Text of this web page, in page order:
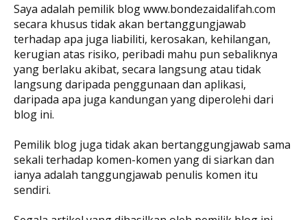
Saya adalah pemilik blog www.bondezaidalifah.com
secara khusus tidak akan bertanggungjawab
terhadap apa juga liabiliti, kerosakan, kehilangan,
kerugian atas risiko, peribadi mahu pun sebaliknya
yang berlaku akibat, secara langsung atau tidak
langsung daripada penggunaan dan aplikasi,
daripada apa juga kandungan yang diperolehi dari
blog ini.
Pemilik blog juga tidak akan bertanggungjawab sama
sekali terhadap komen-komen yang di siarkan dan
ianya adalah tanggungjawab penulis komen itu
sendiri.